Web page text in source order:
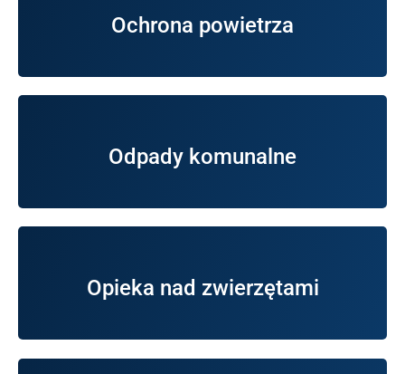
Ochrona powietrza
Informacja ochronie powietrza w Gminie
Wierzchosławice
Odpady komunalne
Informacja o odpadach komunalnych w Gminie
Wierzchosławice.
Opieka nad zwierzętami
Informacja o opiece nad zwierzętami w Gminie
Wierzchosławice.